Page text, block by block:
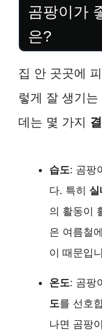
곰팡이가
은?
집 안 곳곳에
렇게 잘 생기
데는 몇 가지
습도: 곰팡
다. 특히
의 활동이
은 여름철
이 때문입
온도: 곰팡
도를 선호
나면 곰팡